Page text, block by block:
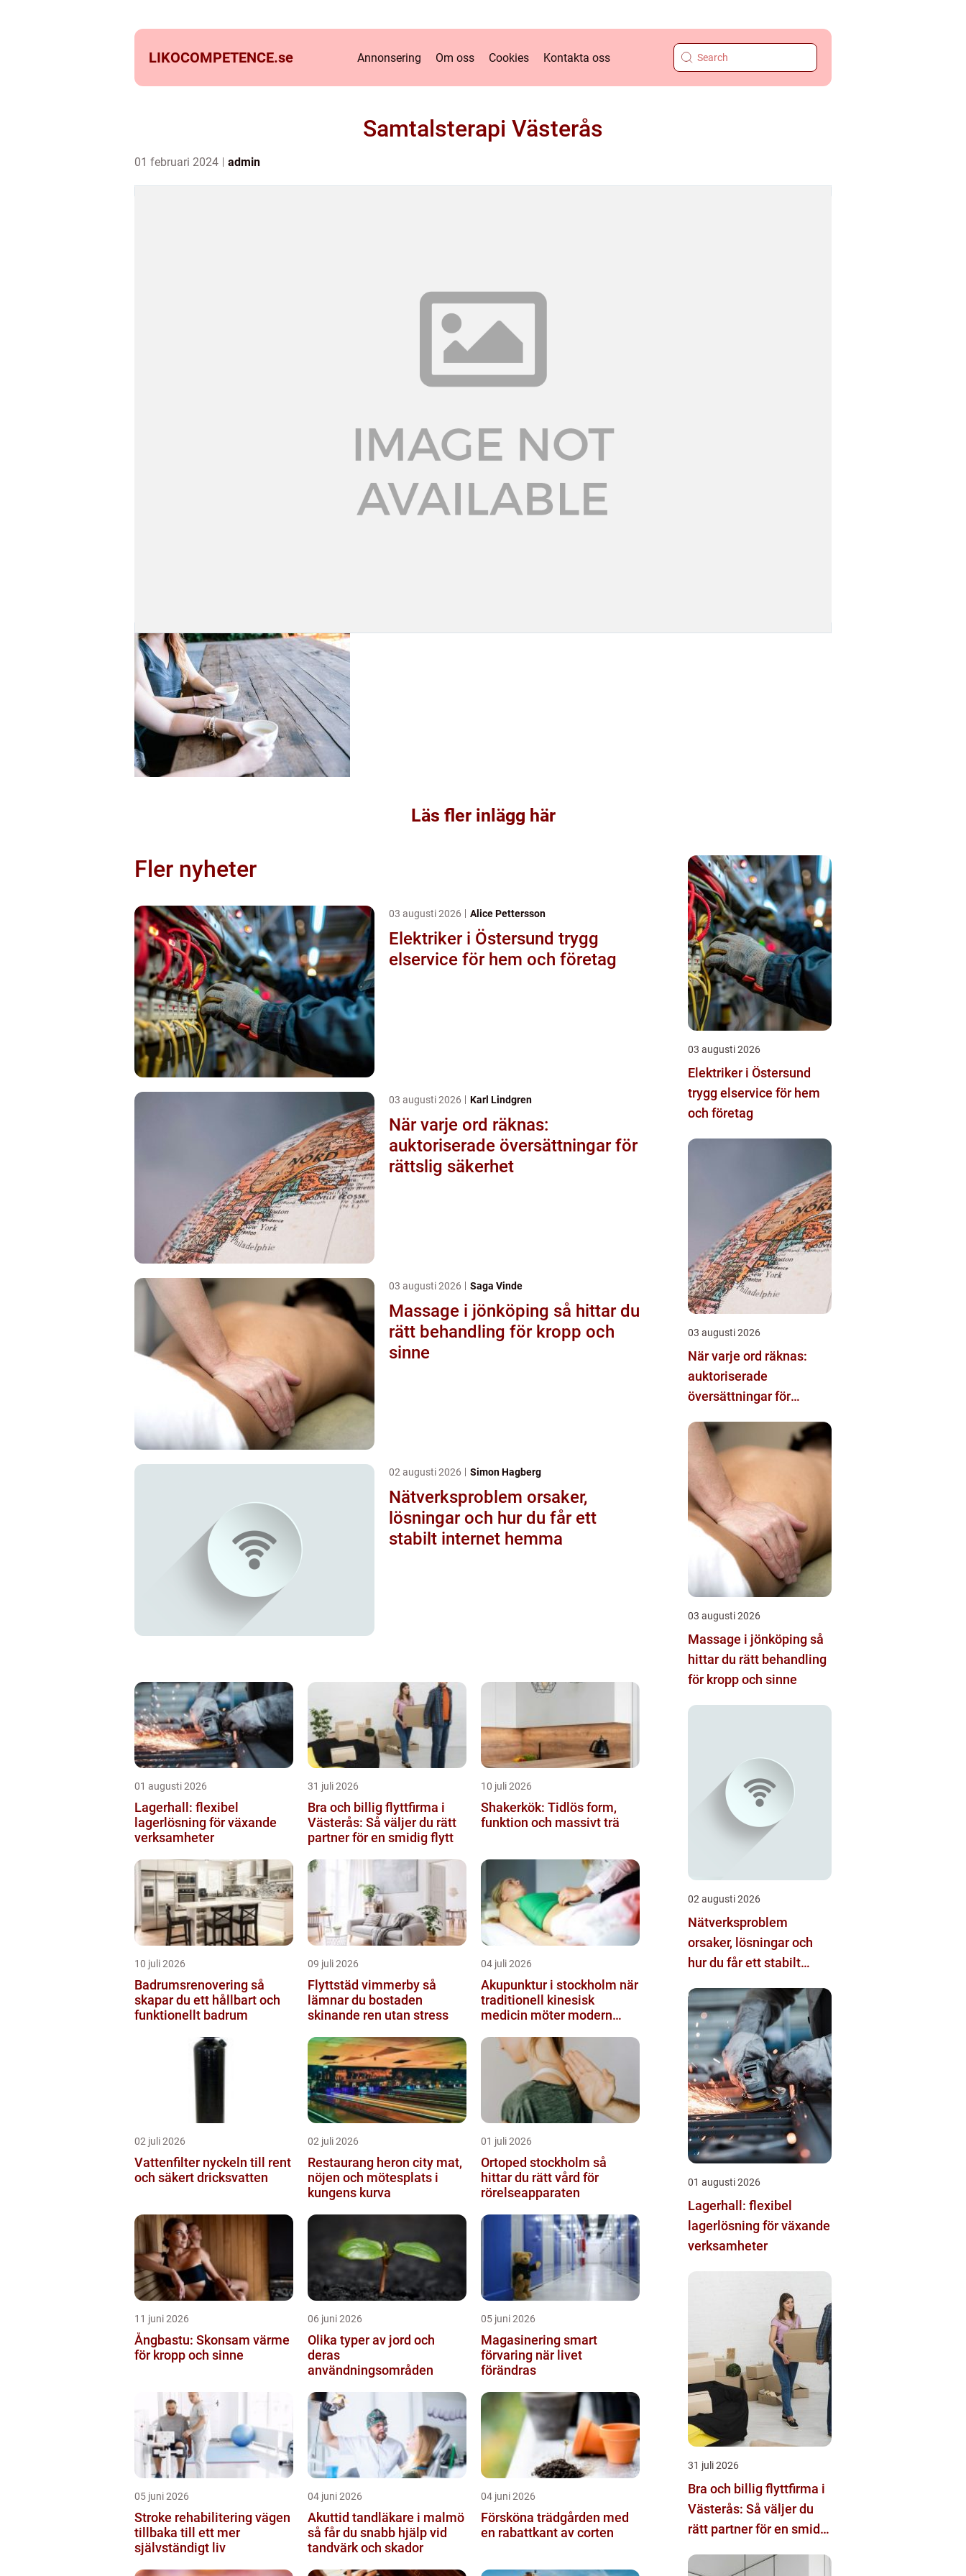
LIKOCOMPETENCE.se Annonsering Om oss Cookies Kontakta oss
Samtalsterapi Västerås
01 februari 2024 admin
Läs fler inlägg här
Fler nyheter
03 augusti 2026 Alice Pettersson
Elektriker i Östersund trygg
elservice för hem och företag
03 augusti 2026 Karl Lindgren
När varje ord räknas:
auktoriserade översättningar för
rättslig säkerhet
03 augusti 2026 Saga Vinde
Massage i jönköping så hittar du
rätt behandling för kropp och
sinne
02 augusti 2026 Simon Hagberg
Nätverksproblem orsaker,
lösningar och hur du får ett
stabilt internet hemma
01 augusti 2026
Lagerhall: flexibel
lagerlösning för växande
verksamheter
31 juli 2026
Bra och billig flyttfirma i
Västerås: Så väljer du rätt
partner för en smidig flytt
10 juli 2026
Shakerkök: Tidlös form,
funktion och massivt trä
10 juli 2026
Badrumsrenovering så
skapar du ett hållbart och
funktionellt badrum
09 juli 2026
Flyttstäd vimmerby så
lämnar du bostaden
skinande ren utan stress
04 juli 2026
Akupunktur i stockholm när
traditionell kinesisk
medicin möter modern
02 juli 2026
Vattenfilter nyckeln till rent
och säkert dricksvatten
02 juli 2026
Restaurang heron city mat,
nöjen och mötesplats i
kungens kurva
01 juli 2026
Ortoped stockholm så
hittar du rätt vård för
rörelseapparaten
11 juni 2026
Ångbastu: Skonsam värme
för kropp och sinne
06 juni 2026
Olika typer av jord och
deras
användningsområden
05 juni 2026
Magasinering smart
förvaring när livet
förändras
05 juni 2026
Stroke rehabilitering vägen
tillbaka till ett mer
självständigt liv
04 juni 2026
Akuttid tandläkare i malmö
så får du snabb hjälp vid
tandvärk och skador
04 juni 2026
Försköna trädgården med
en rabattkant av corten
03 augusti 2026
Elektriker i Östersund
trygg elservice för hem
och företag
03 augusti 2026
När varje ord räknas:
auktoriserade
översättningar för
03 augusti 2026
Massage i jönköping så
hittar du rätt behandling
för kropp och sinne
02 augusti 2026
Nätverksproblem
orsaker, lösningar och
hur du får ett stabilt
01 augusti 2026
Lagerhall: flexibel
lagerlösning för växande
verksamheter
31 juli 2026
Bra och billig flyttfirma i
Västerås: Så väljer du
rätt partner för en smidig